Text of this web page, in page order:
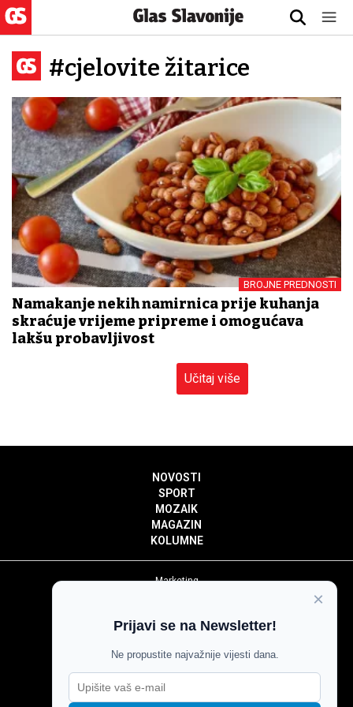
#cjelovite žitarice
BROJNE PREDNOSTI
Namakanje nekih namirnica prije kuhanja
skraćuje vrijeme pripreme i omogućava
lakšu probavljivost
Učitaj više
NOVOSTI
SPORT
MOZAIK
MAGAZIN
KOLUMNE
Marketing
Impressum
Pravila komentiranja
Agroglas
×
Prijavi se na Newsletter!
Ne propustite najvažnije vijesti dana.